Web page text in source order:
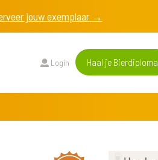
jouw exemplaar →
Login Haal je Bierdiploma